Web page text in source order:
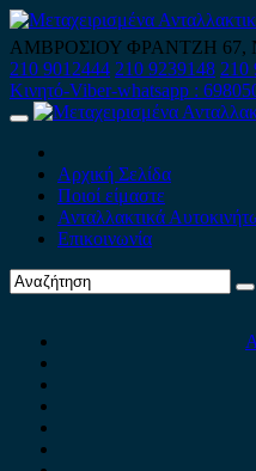
Skip
to
content
ΑΜΒΡΟΣΙΟΥ ΦΡΑΝΤΖΗ
210 9012444 210 9239148 210
Κινητό-Viber-whatsapp :
Primary
Αρχική Σελίδα
Ποιοί είμαστε
Ανταλλακτικά
Επικοινωνία